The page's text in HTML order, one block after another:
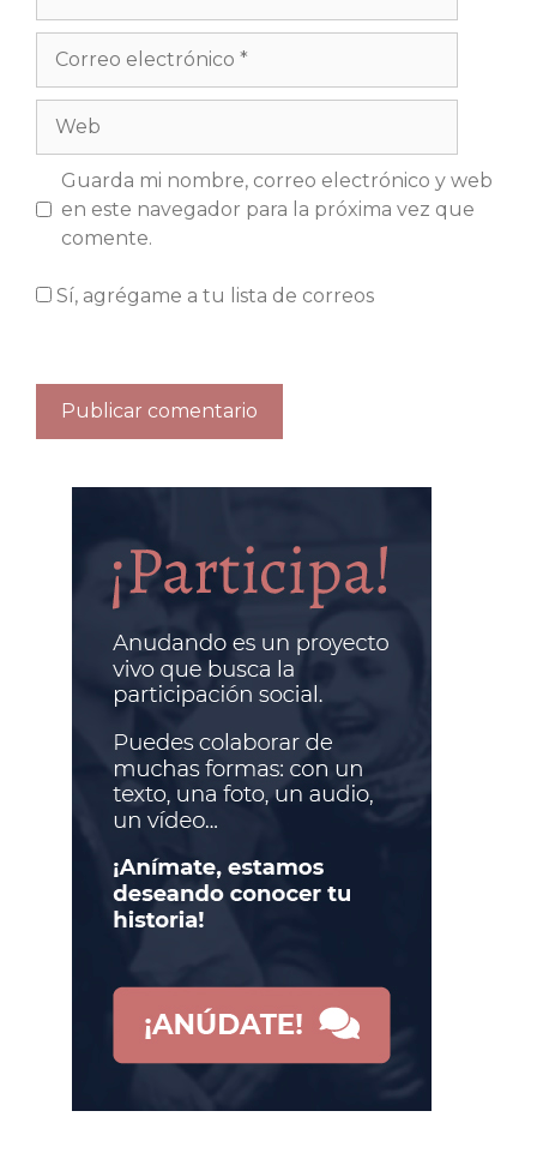
Guarda mi nombre, correo electrónico y web
en este navegador para la próxima vez que
comente.
Sí, agrégame a tu lista de correos